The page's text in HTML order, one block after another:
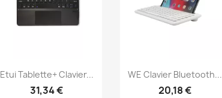
Aperçu rapide
Etui Tablette+ Clavier...
31,34 €
Aperçu rapide
WE Clavier Bluetooth...
20,18 €